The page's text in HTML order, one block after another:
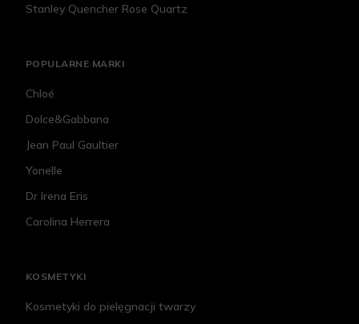
Stanley Quencher Rose Quartz
POPULARNE MARKI
Chloé
Dolce&Gabbana
Jean Paul Gaultier
Yonelle
Dr Irena Eris
Carolina Herrera
KOSMETYKI
Kosmetyki do pielęgnacji twarzy